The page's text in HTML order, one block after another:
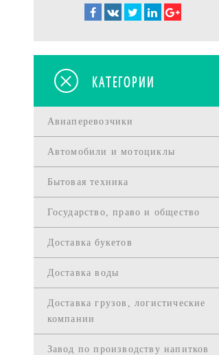
КАТЕГОРИИ
Авиаперевозчики
Автомобили и мотоциклы
Бытовая техника
Государство, право и общество
Доставка букетов
Доставка воды
Доставка грузов, логистические
компании
Завод по производству напитков